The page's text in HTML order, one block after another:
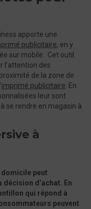
apporte une
publicitaire, en y
sur mobile. Cet outil
l’attention des
de la zone de
imprimé publicitaire. En
leur sont
se rendre en magasin à
à
domicile peut
d’achat. En
qui répond à
peuvent